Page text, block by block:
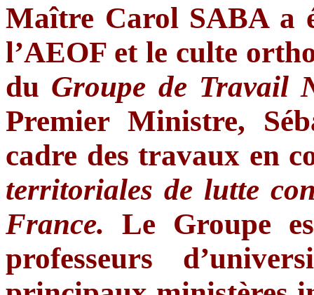
Maître Carol SABA a
l’AEOF et le culte
du Groupe de Travail
Premier Ministre,
cadre des travaux en
territoriales de lutte
France. Le Groupe
professeurs